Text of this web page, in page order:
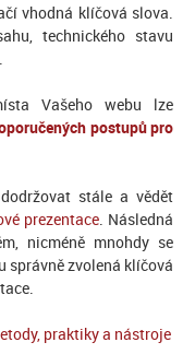
vhodná klíčová slova.
technického stavu
Vašeho webu lze
postupů pro
stále a vědět
prezentace . Následná
nicméně mnohdy se
správně zvolená klíčová
praktiky a nástroje